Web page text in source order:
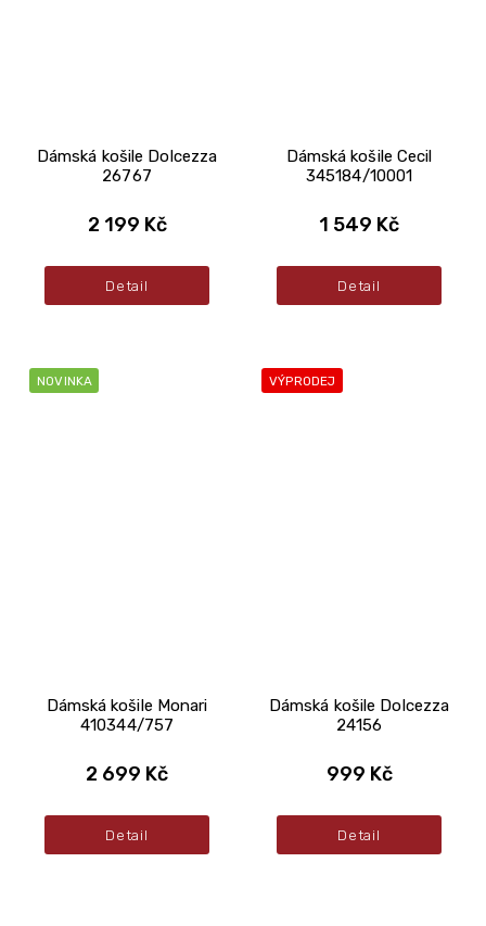
Dámská košile Dolcezza
26767
2 199 Kč
Detail
Dámská košile Cecil
345184/10001
1 549 Kč
Detail
NOVINKA
Dámská košile Monari
410344/757
2 699 Kč
Detail
VÝPRODEJ
Dámská košile Dolcezza
24156
999 Kč
Detail